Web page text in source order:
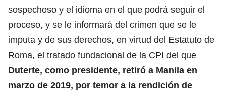
sospechoso y el idioma en el que podrá seguir el
proceso, y se le informará del crimen que se le
imputa y de sus derechos, en virtud del Estatuto de
Roma, el tratado fundacional de la CPI del que
Duterte, como presidente, retiró a Manila en
marzo de 2019, por temor a la rendición de